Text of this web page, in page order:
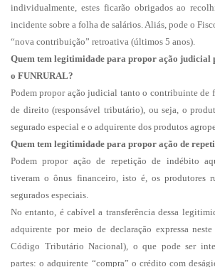
individualmente, estes ficarão obrigados ao
incidente sobre a folha de salários. Aliás, pode o
“nova contribuição” retroativa (últimos 5 anos).
Quem tem legitimidade para propor ação judicial
o FUNRURAL?
Podem propor ação judicial tanto o contribuinte de
de direito (responsável tributário), ou seja, o
segurado especial e o adquirente dos produtos
Quem tem legitimidade para propor ação de
Podem propor ação de repetição de indébito
tiveram o ônus financeiro, isto é, os produtores
segurados especiais.
No entanto, é cabível a transferência dessa
adquirente por meio de declaração expressa
Código Tributário Nacional), o que pode ser
partes: o adquirente “compra” o crédito com